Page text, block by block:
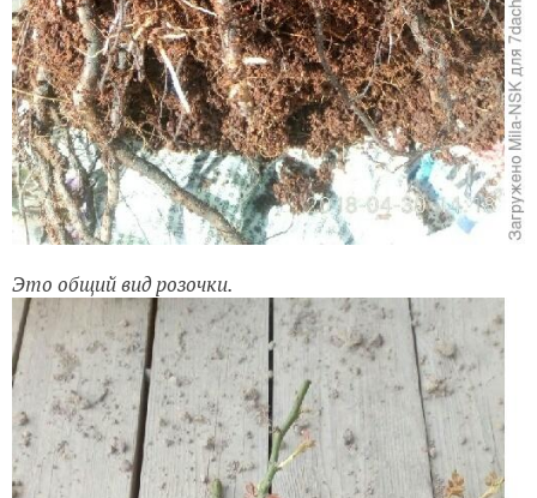
Это общий вид розочки.